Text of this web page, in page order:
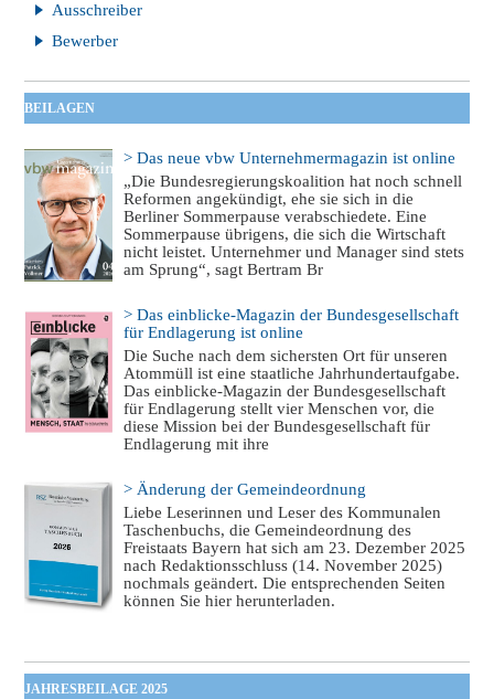
Ausschreiber
Bewerber
BEILAGEN
> Das neue vbw Unternehmermagazin ist online
„Die Bundesregierungskoalition hat noch schnell
Reformen angekündigt, ehe sie sich in die
Berliner Sommerpause verabschiedete. Eine
Sommerpause übrigens, die sich die Wirtschaft
nicht leistet. Unternehmer und Manager sind stets
am Sprung“, sagt Bertram Br
> Das einblicke-Magazin der Bundesgesellschaft
für Endlagerung ist online
Die Suche nach dem sichersten Ort für unseren
Atommüll ist eine staatliche Jahrhundertaufgabe.
Das einblicke-Magazin der Bundesgesellschaft
für Endlagerung stellt vier Menschen vor, die
diese Mission bei der Bundesgesellschaft für
Endlagerung mit ihre
> Änderung der Gemeindeordnung
Liebe Leserinnen und Leser des Kommunalen
Taschenbuchs, die Gemeindeordnung des
Freistaats Bayern hat sich am 23. Dezember 2025
nach Redaktionsschluss (14. November 2025)
nochmals geändert. Die entsprechenden Seiten
können Sie hier herunterladen.
JAHRESBEILAGE 2025